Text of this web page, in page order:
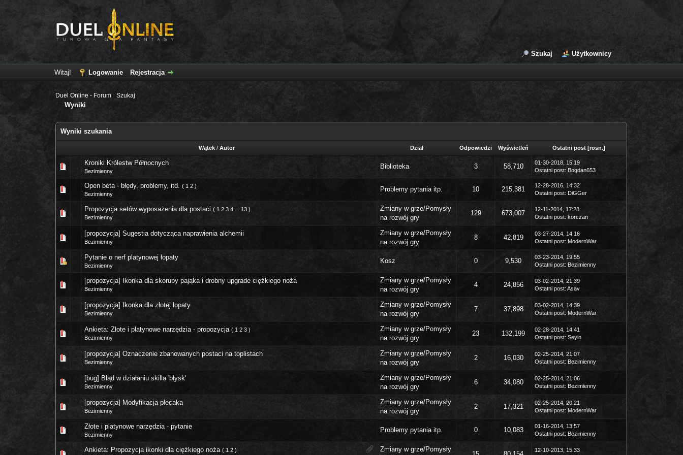
Szukaj Użytkownicy
Witaj! Logowanie Rejestracja
Duel Online - Forum ›Szukaj
Wyniki
Wyniki szukania
Wątek /Autor Dział Odpowiedzi Wyświetleń Ostatni post [rosn.]
Kroniki Królestw Północnych
Bezimienny
Biblioteka 3 58,710
01-30-2018, 15:19
Ostatni post: Bogdan653
Open beta - błędy, problemy, itd. ( 1 2 )
Bezimienny
Problemy pytania itp. 10 215,381
12-28-2016, 14:32
Ostatni post: DiGGer
Propozycja setów wyposażenia dla postaci ( 1 2 3 4 13 )
Bezimienny
Zmiany w grze/Pomysły
na rozwój gry
129 673,007
12-11-2014, 17:28
Ostatni post:korczan
[propozycja] Sugestia dotycząca naprawienia alchemii
Bezimienny
Zmiany w grze/Pomysły
na rozwój gry
8 42,819
03-27-2014, 14:16
Ostatni post: ModernWar
Pytanie o nerf platynowej łopaty
Bezimienny
Kosz 0 9,530
03-23-2014, 19:55
Ostatni post: Bezimienny
[propozycja] Ikonka dla skorupy pająka i drobny upgrade ciężkiego noża
Bezimienny
Zmiany w grze/Pomysły
na rozwój gry
4 24,856
03-02-2014, 21:39
Ostatni post:Asav
[propozycja] Ikonka dla złotej łopaty
Bezimienny
Zmiany w grze/Pomysły
na rozwój gry
7 37,898
03-02-2014, 14:39
Ostatni post:ModernWar
Ankieta:Złote i platynowe narzędzia - propozycja ( 1 2 3 )
Bezimienny
Zmiany w grze/Pomysły
na rozwój gry
23 132,199
02-28-2014, 14:41
Ostatni post:Seyin
[propozycja] Oznaczenie zbanowanych postaci na toplistach
Bezimienny
Zmiany w grze/Pomysły
na rozwój gry
2 16,030
02-25-2014, 21:07
Ostatni post:Bezimienny
[bug] Błąd w działaniu skilla 'błysk'
Bezimienny
Zmiany w grze/Pomysły
na rozwój gry
6 34,080
02-25-2014, 21:06
Ostatni post: Bezimienny
[propozycja] Modyfikacja plecaka
Bezimienny
Zmiany w grze/Pomysły
na rozwój gry
2 17,321
02-25-2014, 20:21
Ostatni post:ModernWar
Złote i platynowe narzędzia - pytanie
Bezimienny
Problemy pytania itp. 0 10,083
01-16-2014, 13:57
Ostatni post: Bezimienny
Ankieta: Propozycja ikonki dla ciężkiego noża ( 1 2 )
Zmiany w grze/Pomysły
12-10-2013, 15:33